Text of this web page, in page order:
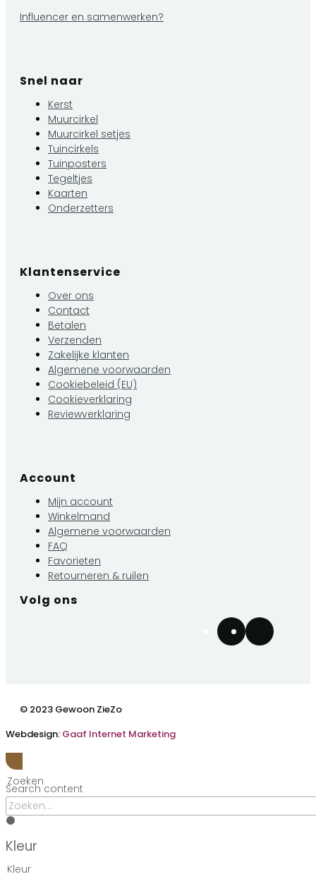
Influencer en samenwerken?
Snel naar
Kerst
Muurcirkel
Muurcirkel setjes
Tuincirkels
Tuinposters
Tegeltjes
Kaarten
Onderzetters
Klantenservice
Over ons
Contact
Betalen
Verzenden
Zakelijke klanten
Algemene voorwaarden
Cookiebeleid (EU)
Cookieverklaring
Reviewverklaring
Account
Mijn account
Winkelmand
Algemene voorwaarden
FAQ
Favorieten
Retourneren & ruilen
Volg ons
© 2023 Gewoon ZieZo
Webdesign: Gaaf Internet Marketing
Zoeken
Search content
Kleur
Kleur